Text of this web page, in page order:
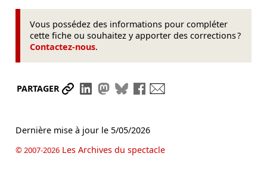
Vous possédez des informations pour compléter
cette fiche ou souhaitez y apporter des corrections ?
Contactez-nous.
PARTAGER Partager le lien
Partager sur LinkedIn
Partager sur Mastodon
Partager sur Bluesky
Partager sur Facebook
Dernière mise à jour le 5/05/2026
© 2007-2026Les Archives du spectacle